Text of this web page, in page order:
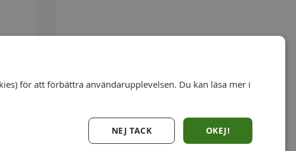
för att förbättra användarupplevelsen. Du kan läsa mer i
OKEJ!
NEJ TACK